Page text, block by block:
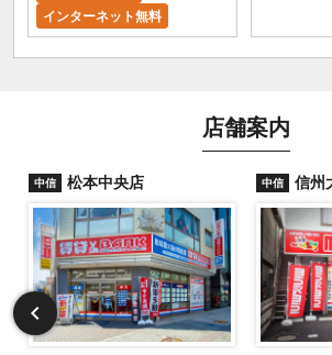
インターネット無料
店舗案内
中信 松本中央店 中信 信州